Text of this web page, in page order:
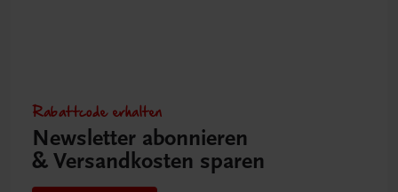
Rabattcode erhalten
Newsletter abonnieren
& Versandkosten sparen